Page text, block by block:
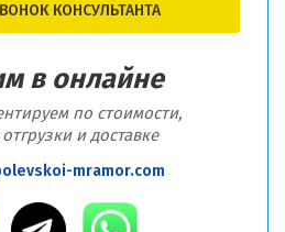
КОНСУЛЬТАНТА
в онлайне
по стоимости,
и доставке
mramor.com